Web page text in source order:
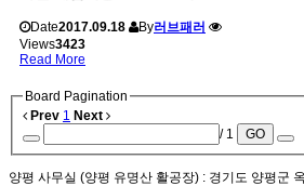
Date2017.09.18 By러브패러
Views3423
Read More
Board Pagination
Prev 1 Next
/ 1
GO
양평 사무실 (양평 유명산 활공장) : 경기도 양평군